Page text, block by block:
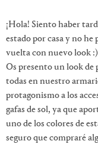
¡Hola! Siento haber
estado por casa y no he
vuelta con nuevo look :)
Os presento un look de
todas en nuestro
protagonismo a los
gafas de sol, ya que
uno de los colores de
seguro que compraré